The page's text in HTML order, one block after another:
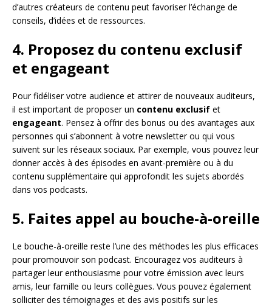
d’autres créateurs de contenu peut favoriser l’échange de
conseils, d’idées et de ressources.
4. Proposez du contenu exclusif
et engageant
Pour fidéliser votre audience et attirer de nouveaux auditeurs,
il est important de proposer un contenu exclusif et
engageant. Pensez à offrir des bonus ou des avantages aux
personnes qui s’abonnent à votre newsletter ou qui vous
suivent sur les réseaux sociaux. Par exemple, vous pouvez leur
donner accès à des épisodes en avant-première ou à du
contenu supplémentaire qui approfondit les sujets abordés
dans vos podcasts.
5. Faites appel au bouche-à-oreille
Le bouche-à-oreille reste l’une des méthodes les plus efficaces
pour promouvoir son podcast. Encouragez vos auditeurs à
partager leur enthousiasme pour votre émission avec leurs
amis, leur famille ou leurs collègues. Vous pouvez également
solliciter des témoignages et des avis positifs sur les